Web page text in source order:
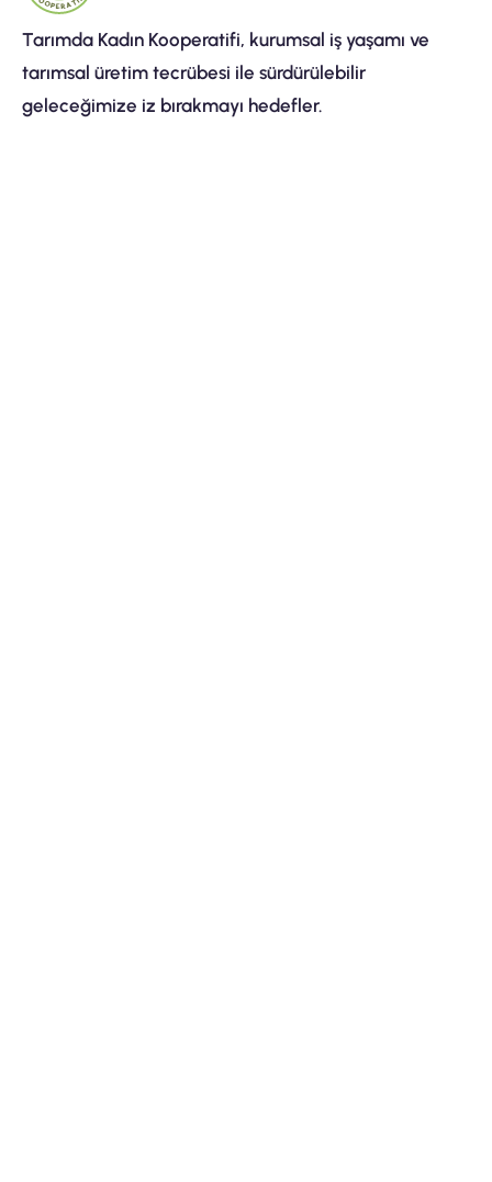
Tarımda Kadın Kooperatifi, kurumsal iş yaşamı ve
tarımsal üretim tecrübesi ile sürdürülebilir
geleceğimize iz bırakmayı hedefler.